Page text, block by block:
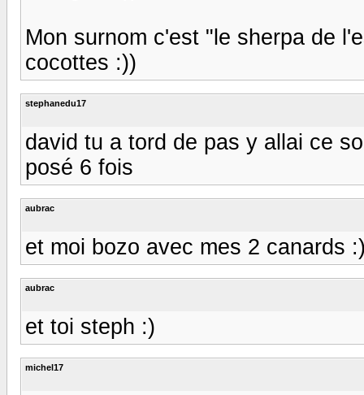
Mon surnom c'est "le sherpa de
cocottes :))
stephanedu17
david tu a tord de pas y allai ce
posé 6 fois
aubrac
et moi bozo avec mes 2 canards
aubrac
et toi steph :)
michel17